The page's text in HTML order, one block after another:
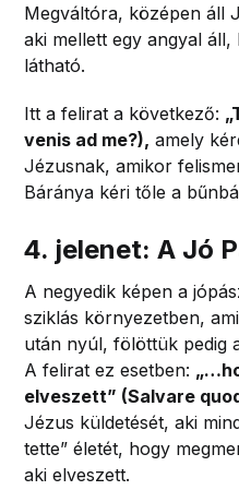
Megváltóra, középen áll
aki mellett egy angyal
látható.
Itt a felirat a következő:
venis ad me?), amely
Jézusnak, amikor
Báránya kéri tőle a
4. jelenet: A Jó
A negyedik képen a
sziklás környezetben,
után nyúl, fölöttük pedig
A felirat ez esetben:
elveszett” (Salvare
Jézus küldetését, aki
tette” életét, hogy
aki elveszett.